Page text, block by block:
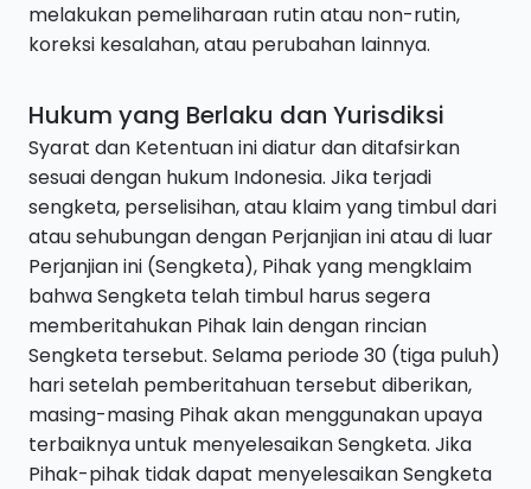
melakukan pemeliharaan rutin atau non-rutin,
koreksi kesalahan, atau perubahan lainnya.
Hukum yang Berlaku dan Yurisdiksi
Syarat dan Ketentuan ini diatur dan ditafsirkan
sesuai dengan hukum Indonesia. Jika terjadi
sengketa, perselisihan, atau klaim yang timbul dari
atau sehubungan dengan Perjanjian ini atau di luar
Perjanjian ini (Sengketa), Pihak yang mengklaim
bahwa Sengketa telah timbul harus segera
memberitahukan Pihak lain dengan rincian
Sengketa tersebut. Selama periode 30 (tiga puluh)
hari setelah pemberitahuan tersebut diberikan,
masing-masing Pihak akan menggunakan upaya
terbaiknya untuk menyelesaikan Sengketa. Jika
Pihak-pihak tidak dapat menyelesaikan Sengketa